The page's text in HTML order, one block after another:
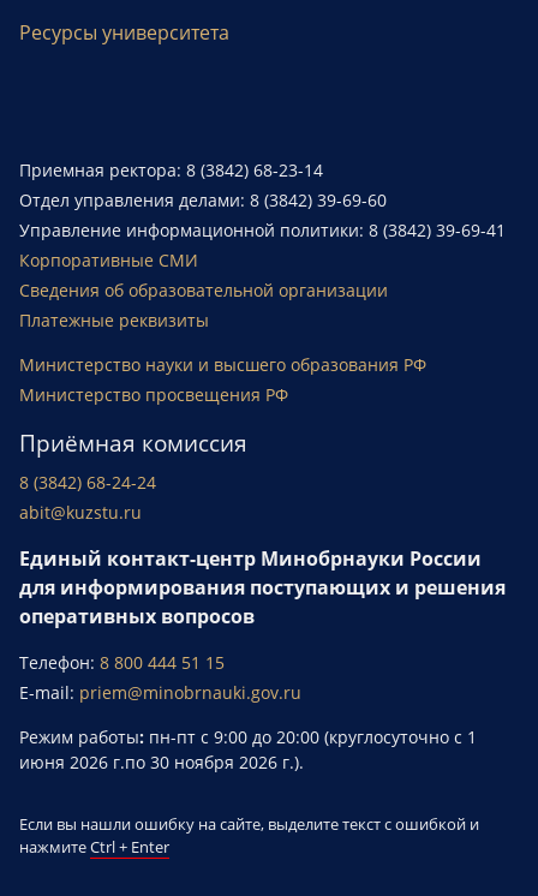
Ресурсы университета
Приемная ректора: 8 (3842) 68-23-14
Отдел управления делами: 8 (3842) 39-69-60
Управление информационной политики: 8 (3842) 39-69-41
Корпоративные СМИ
Сведения об образовательной организации
Платежные реквизиты
Министерство науки и высшего образования РФ
Министерство просвещения РФ
Приёмная комиссия
8 (3842) 68-24-24
abit@kuzstu.ru
Единый контакт-центр Минобрнауки России
для информирования поступающих и решения
оперативных вопросов
Телефон: 8 800 444 51 15
E-mail: priem@minobrnauki.gov.ru
Режим работы: пн-пт с 9:00 до 20:00 (круглосуточно с 1
июня 2026 г.по 30 ноября 2026 г.).
Если вы нашли ошибку на сайте, выделите текст с ошибкой и
нажмитеCtrl + Enter